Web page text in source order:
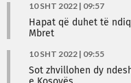
10 SHT 2022 | 09:57
Hapat që duhet të
Mbret
10 SHT 2022 | 09:55
Sot zhvillohen dy